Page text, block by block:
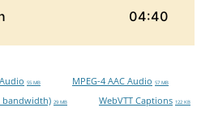
55 MB MPEG-4 AAC Audio 57 MB
bandwidth) 29 MB WebVTT Captions 122 KB